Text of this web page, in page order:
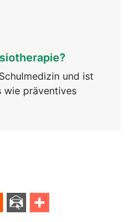
und ist
wie präventives